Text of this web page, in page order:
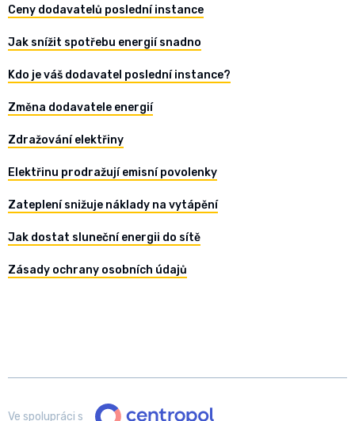
Ceny dodavatelů poslední instance
Jak snížit spotřebu energií snadno
Kdo je váš dodavatel poslední instance?
Změna dodavatele energií
Zdražování elektřiny
Elektřinu prodražují emisní povolenky
Zateplení snižuje náklady na vytápění
Jak dostat sluneční energii do sítě
Zásady ochrany osobních údajů
Ve spolupráci s